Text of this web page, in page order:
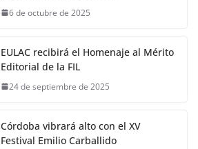
6 de octubre de 2025
EULAC recibirá el Homenaje al Mérito
Editorial de la FIL
24 de septiembre de 2025
Córdoba vibrará alto con el XV
Festival Emilio Carballido